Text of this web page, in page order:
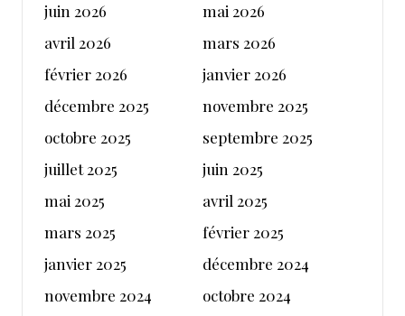
juin 2026
mai 2026
avril 2026
mars 2026
février 2026
janvier 2026
décembre 2025
novembre 2025
octobre 2025
septembre 2025
juillet 2025
juin 2025
mai 2025
avril 2025
mars 2025
février 2025
janvier 2025
décembre 2024
novembre 2024
octobre 2024